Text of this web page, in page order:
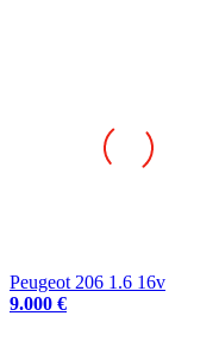
Peugeot 206 1.6 16v
9.000 €